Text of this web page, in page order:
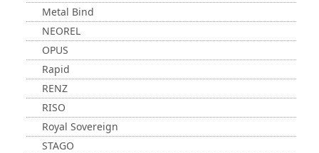
Metal Bind
NEOREL
OPUS
Rapid
RENZ
RISO
Royal Sovereign
STAGO